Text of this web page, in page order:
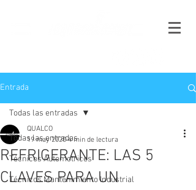
Entrada
Todas las entradas
Técnicos Automotrices
Técnicos Mantenimiento Industrial
Todas las entradas
REFRIGERANTE: LAS 5
CLAVES PARA UN
QUALCO
19 may 2020 4 min de lectura